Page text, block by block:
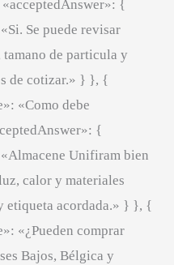
{
Se puede revisar
de particula y
de cotizar.» } }, {
«Como debe
{
Unifiram bien
calor y materiales
etiqueta acordada.» } }, {
«¿Pueden comprar
Bajos, Bélgica y